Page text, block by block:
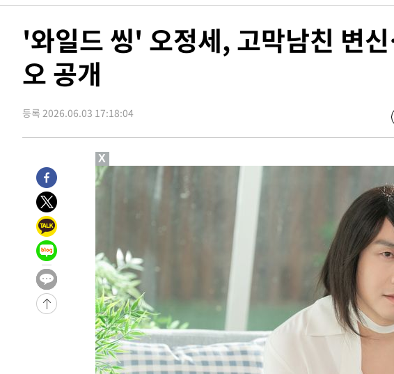
-8626초 전 > 서울 열대야 15일째 지속…비공식 '초열대야' 30도 넘어
-7193초 전 >[속보]코스닥, 2.15포인트(0.27%) 내린 797.44 출발
-7176초 전 > [속보]코스피, 119.51포인트(1.81%) 내린 6478.75 개장
-3623초 전 >
6월 경상수지 497.3억 달러…두 달 연속 사상 최대
-3574초 전 >서울 낮 39도 '폭염중대경보'…40도 관측 가능성도
0.49%↑
-30761초 전 >
[속보]코스닥, 800p 회복…0.26% 오른 801.67 마감
-30691초 전 >
[속보]코스피, 301.88포인트(4.58%) 내린 6296.38 마감
-30556초 전 >
-28155초 전 >
"여기 떨어졌다"…다누리, 스페이스X 로켓 달 충돌 흔적 포착
-25200초 전 >
손흥민, 5경기 연속골 실패…LAFC는 승부차기 끝 과달라하라 격파
-17801초 전 >
내일까지 39도 '펄펄'…기상청 "태풍 지나며 폭염 잠시 꺾인다"
-17438초 전 >
트럼프, 한국계 진보 주지사 후보 맹공…"공산주의가 최대 위협"
-17416초 전 >
"美간섭에 합의 지연"…트럼프, '이란 호르무즈 통제권' 수용할까
[속보]산업장관 "李정부, 원전 반대 안해…안정 전력 위해 불가피"
[속보]경찰, '홍명보 선임 논란' 대한축구협회·축구회관 등 압수수
[속보]산업장관 "美무역법 제301조 과잉생산 결과 발표 8월 중 예
'와일드 씽' 오정세, 고막남친 변
오 공개
등록 2026.06.03 17:18:04
X